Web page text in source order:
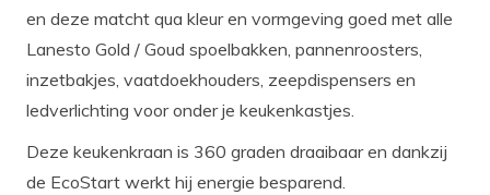
en deze matcht qua kleur en vormgeving goed met alle
Lanesto Gold / Goud spoelbakken, pannenroosters,
inzetbakjes, vaatdoekhouders, zeepdispensers en
ledverlichting voor onder je keukenkastjes.
Deze keukenkraan is 360 graden draaibaar en dankzij
de EcoStart werkt hij energie besparend.